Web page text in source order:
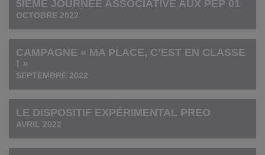
5IÈME JOURNÉE ASSOCIATIVE AUX PEP 01
OCTOBRE 2022
CAMPAGNE « MA PLACE, C’EST EN CLASSE
! »
SEPTEMBRE 2022
LE DISPOSITIF EXPÉRIMENTAL PREO
AVRIL 2022